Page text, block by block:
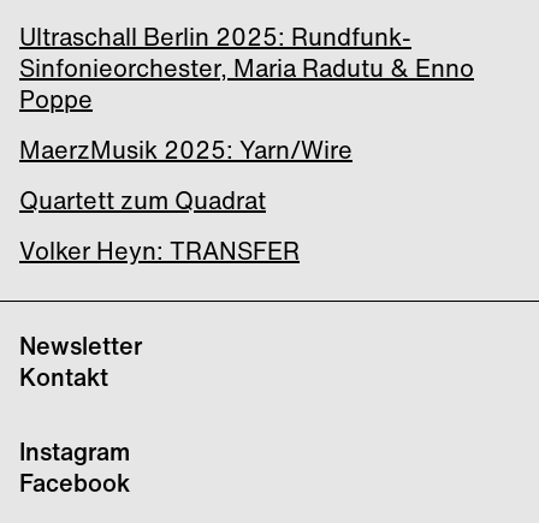
Ultraschall Berlin 2025: Rundfunk-
Sinfonieorchester, Maria Radutu & Enno
Poppe
MaerzMusik 2025: Yarn/Wire
Quartett zum Quadrat
Volker Heyn: TRANSFER
Newsletter
Kontakt
Instagram
Facebook